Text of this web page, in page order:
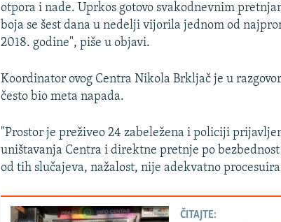
otpora i nade. Uprkos gotovo svakodnevnim
boja se šest dana u nedelji vijorila jednom od
2018. godine", piše u objavi.
Koordinator ovog Centra Nikola Brkljač je u
često bio meta napada.
"Prostor je preživeo 24 zabeležena i policiji
uništavanja Centra i direktne pretnje po
od tih slučajeva, nažalost, nije adekvatno
ČITAJTE: